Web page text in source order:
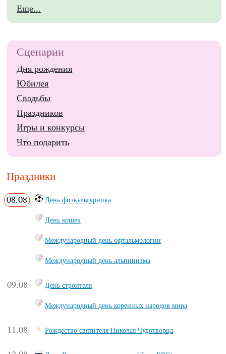
Еще...
Сценарии
Дня рождения
Юбилея
Свадьбы
Праздников
Игры и конкурсы
Что подарить
Праздники
08.08 День физкультурника
День кошек
Международный день офтальмологии
Международный день альпинизма
09.08 День строителя
Международный день коренных народов мира
11.08 Рождество святителя Николая Чудотворца